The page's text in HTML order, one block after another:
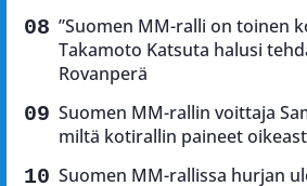
”Suomen MM-ralli on toinen
Takamoto Katsuta halusi
Rovanperä
Suomen MM-rallin voittaja
miltä kotirallin paineet
Suomen MM-rallissa hurjan